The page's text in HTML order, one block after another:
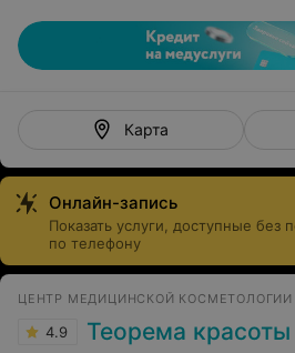
Карта
Онлайн-запись
Показать услуги, доступные без
по телефону
ЦЕНТР МЕДИЦИНСКОЙ КОСМЕТОЛОГИИ
4.9 Теорема красоты